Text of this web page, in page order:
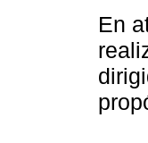
En